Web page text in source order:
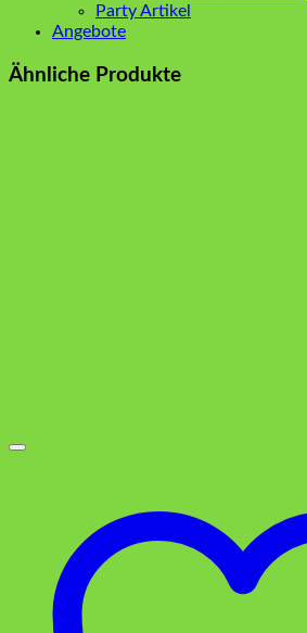
Party Artikel
Angebote
Ähnliche Produkte